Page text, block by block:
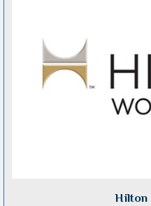
Hilton